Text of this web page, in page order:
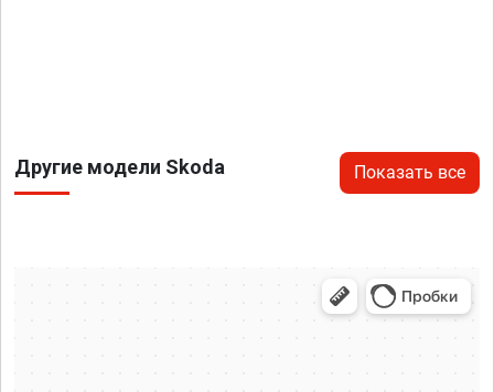
Другие модели Skoda Показать все